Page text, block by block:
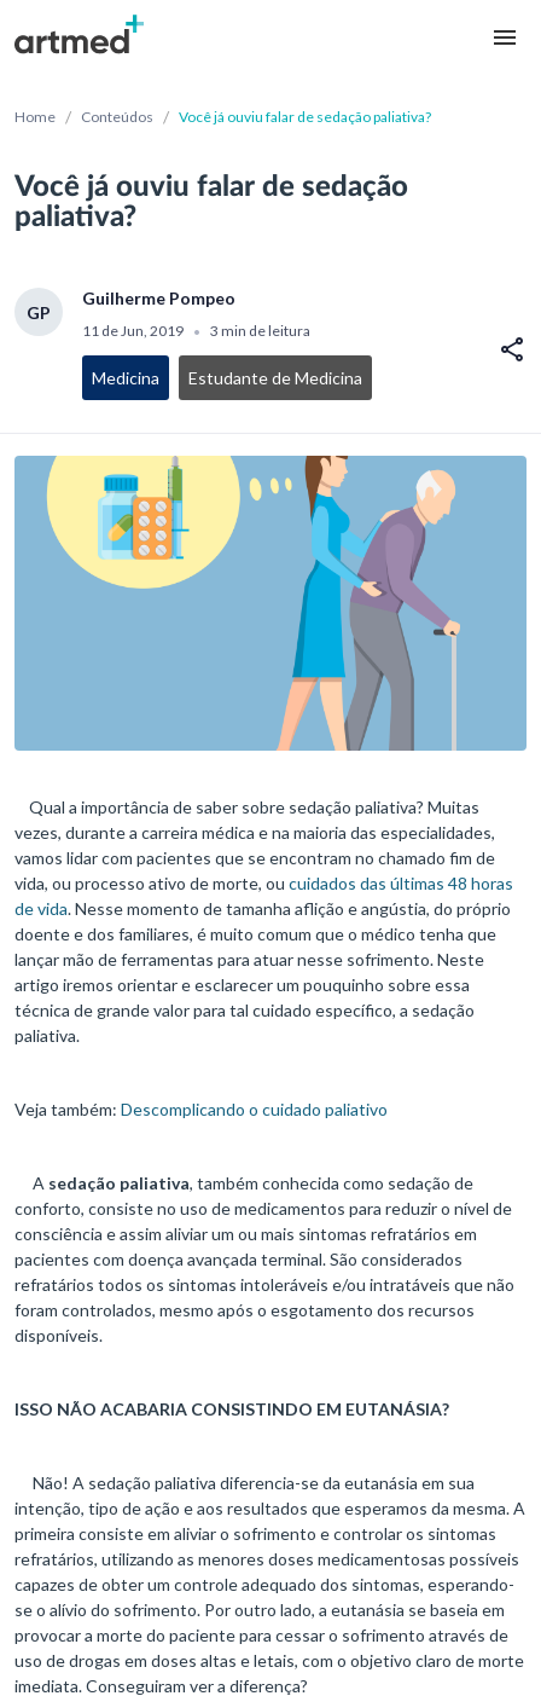
Home / Conteúdos / Você já ouviu falar de sedação paliativa?
Você já ouviu falar de sedação
paliativa?
GP
Guilherme Pompeo
11 de Jun, 2019 • 3 min de leitura
Medicina Estudante de Medicina
Qual a importância de saber sobre sedação paliativa? Muitas
vezes, durante a carreira médica e na maioria das especialidades,
vamos lidar com pacientes que se encontram no chamado fim de
vida, ou processo ativo de morte, ou cuidados das últimas 48 horas
de vida. Nesse momento de tamanha aflição e angústia, do próprio
doente e dos familiares, é muito comum que o médico tenha que
lançar mão de ferramentas para atuar nesse sofrimento. Neste
artigo iremos orientar e esclarecer um pouquinho sobre essa
técnica de grande valor para tal cuidado específico, a sedação
paliativa.
Veja também: Descomplicando o cuidado paliativo
A sedação paliativa, também conhecida como sedação de
conforto, consiste no uso de medicamentos para reduzir o nível de
consciência e assim aliviar um ou mais sintomas refratários em
pacientes com doença avançada terminal. São considerados
refratários todos os sintomas intoleráveis e/ou intratáveis que não
foram controlados, mesmo após o esgotamento dos recursos
disponíveis.
ISSO NÃO ACABARIA CONSISTINDO EM EUTANÁSIA?
Não! A sedação paliativa diferencia-se da eutanásia em sua
intenção, tipo de ação e aos resultados que esperamos da mesma. A
primeira consiste em aliviar o sofrimento e controlar os sintomas
refratários, utilizando as menores doses medicamentosas possíveis
capazes de obter um controle adequado dos sintomas, esperando-
se o alívio do sofrimento. Por outro lado, a eutanásia se baseia em
provocar a morte do paciente para cessar o sofrimento através de
uso de drogas em doses altas e letais, com o objetivo claro de morte
imediata. Conseguiram ver a diferença?